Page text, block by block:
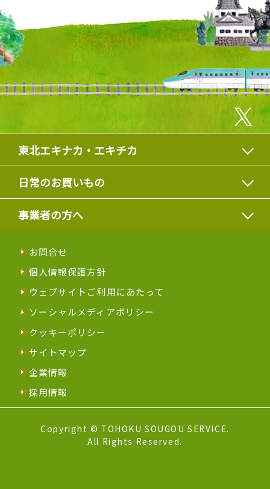
東北エキナカ・エキチカ
日常のお買いもの
事業者の方へ
お問合せ
個人情報保護方針
ウェブサイトご利用にあたって
ソーシャルメディアポリシー
クッキーポリシー
サイトマップ
企業情報
採用情報
Copyright © TOHOKU SOUGOU SERVICE.
All Rights Reserved.